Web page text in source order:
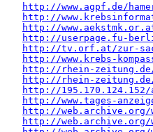
http://www.agpf.de/
http://
http://
http://userpage.fu-
http://tv.orf.at/zur-
http://www.krebs-
http://rhein-zeitung.de/
http://rhein-
http://195.170.124.152/
http://www.tages-
http://web.archive.org/
http://web.archive.org/